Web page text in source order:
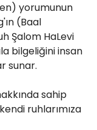
yorumunun
(Baal
Şalom HaLevi
bilgeliğini insan
sunar.
sahip
ruhlarımıza